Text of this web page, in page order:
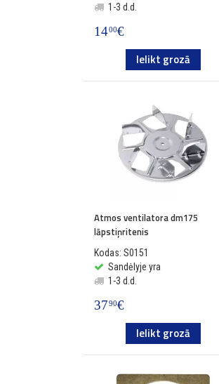
1-3 d.d.
1400€
Ielikt grozā
Atmos ventilatora dm175
lāpstiņritenis
Kodas: S0151
Sandėlyje yra
1-3 d.d.
3790€
Ielikt grozā